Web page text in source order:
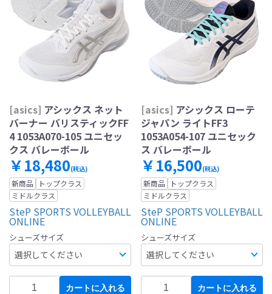
[asics] アシックス ネット
バーナー バリスティックFF
4 1053A070-105 ユニセッ
クス バレーボール
￥18,480(税込)
新商品
トップクラス
ミドルクラス
SteP SPORTS VOLLEYBALL
ONLINE
シューズサイズ
カートに入れる
[asics] アシックス ローテ
ジャパン ライトFF3
1053A054-107 ユニセック
ス バレーボール
￥16,500(税込)
新商品
トップクラス
ミドルクラス
SteP SPORTS VOLLEYBALL
ONLINE
シューズサイズ
カートに入れる